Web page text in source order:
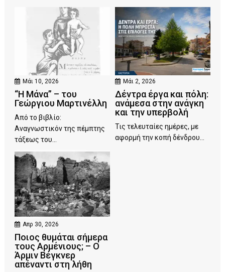
Μάι 10, 2026
“Η Μάνα” – του
Γεώργιου Μαρτινέλλη
Από το βιβλίο:
Αναγνωστικόν της πέμπτης
τάξεως του...
Μάι 2, 2026
Δέντρα έργα και πόλη:
ανάμεσα στην ανάγκη
και την υπερβολή
Τις τελευταίες ημέρες, με
αφορμή την κοπή δένδρου...
Απρ 30, 2026
Ποιος θυμάται σήμερα
τους Αρμένιους; – Ο
Άρμιν Βέγκνερ
απέναντι στη λήθη